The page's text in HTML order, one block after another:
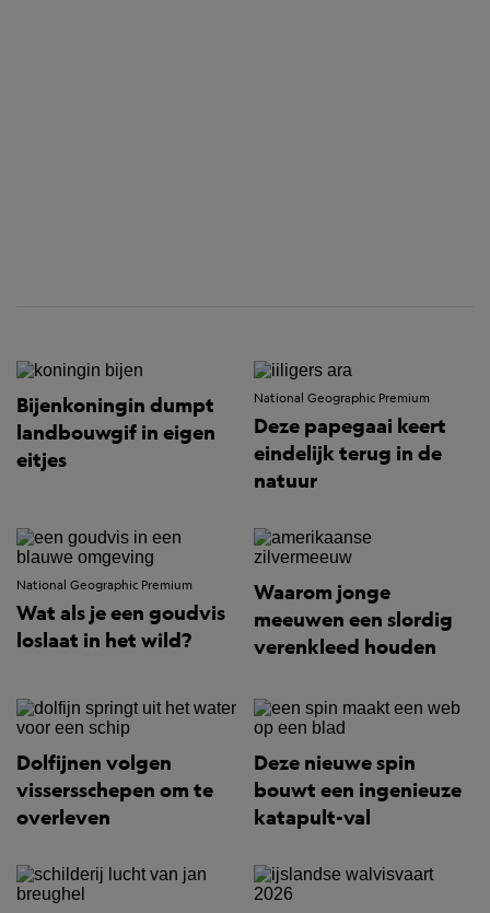
Bijenkoningin dumpt
landbouwgif in eigen
eitjes
National Geographic Premium
Deze papegaai keert
eindelijk terug in de
natuur
National Geographic Premium
Wat als je een goudvis
loslaat in het wild?
Waarom jonge
meeuwen een slordig
verenkleed houden
Dolfijnen volgen
vissersschepen om te
overleven
Deze nieuwe spin
bouwt een ingenieuze
katapult-val